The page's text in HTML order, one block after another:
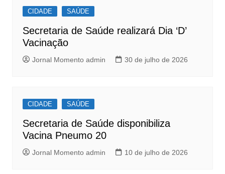
o
o
k
p
p
CIDADE SAÚDE
Secretaria de Saúde realizará Dia ‘D’
Vacinação
Jornal Momento admin 30 de julho de 2026
CIDADE SAÚDE
Secretaria de Saúde disponibiliza
Vacina Pneumo 20
Jornal Momento admin 10 de julho de 2026